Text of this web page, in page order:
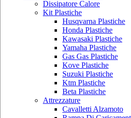
Dissipatore Calore
Kit Plastiche
Husqvarna Plastiche
Honda Plastiche
Kawasaki Plastiche
Yamaha Plastiche
Gas Gas Plastiche
Kove Plastiche
Suzuki Plastiche
Ktm Plastiche
Beta Plastiche
Attrezzature
Cavalletti Alzamoto